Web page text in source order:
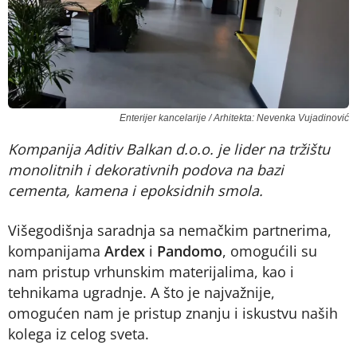
Enterijer kancelarije / Arhitekta: Nevenka Vujadinović
Kompanija Aditiv Balkan d.o.o. je lider na tržištu
monolitnih i dekorativnih podova na bazi
cementa, kamena i epoksidnih smola.
Višegodišnja saradnja sa nemačkim partnerima,
kompanijama Ardex i Pandomo, omogućili su
nam pristup vrhunskim materijalima, kao i
tehnikama ugradnje. A što je najvažnije,
omogućen nam je pristup znanju i iskustvu naših
kolega iz celog sveta.